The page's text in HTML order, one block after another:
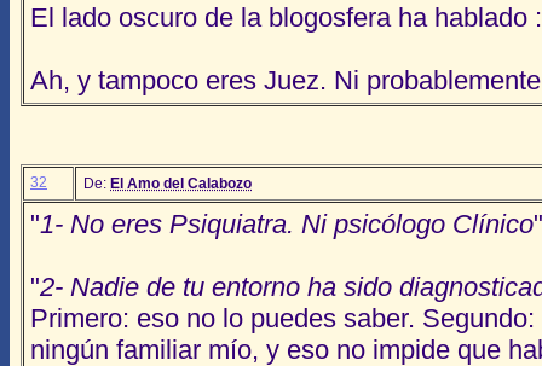
El lado oscuro de la blogosfera ha hablado
Ah, y tampoco eres Juez. Ni
32 De: El Amo del Calabozo
"1- No eres Psiquiatra. Ni psicólogo Clínico
"2- Nadie de tu entorno ha sido
Primero: eso no lo puedes saber.
ningún familiar mío, y eso no impide que